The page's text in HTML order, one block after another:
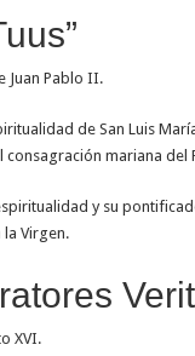
Juan Pablo II.
de San Luis
consagración mariana del
y su
Virgen.
XVI.